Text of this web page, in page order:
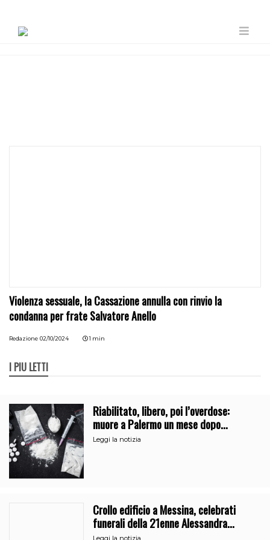
Violenza sessuale, la Cassazione annulla con rinvio la
condanna per frate Salvatore Anello
Redazione 02/10/2024 1 min
I PIÙ LETTI
Riabilitato, libero, poi l’overdose:
muore a Palermo un mese dopo
l’uscita dalla comunità
Leggi la notizia
Crollo edificio a Messina, celebrati
funerali della 21enne Alessandra
Frazzica